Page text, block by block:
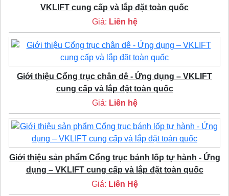
VKLIFT cung cấp và lắp đặt toàn quốc
Giá: Liên hệ
Giới thiệu Cổng trục chân dê - Ứng dụng – VKLIFT
cung cấp và lắp đặt toàn quốc
Giá: Liên hệ
Giới thiệu sản phẩm Cổng trục bánh lốp tự hành - Ứng
dụng – VKLIFT cung cấp và lắp đặt toàn quốc
Giá: Liên Hệ